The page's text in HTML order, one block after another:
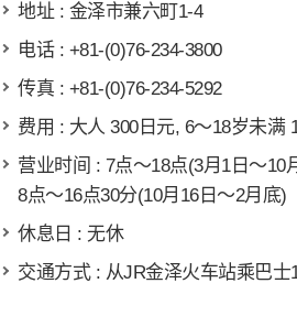
地址 : 金泽市兼六町1-4
电话 : +81-(0)76-234-3800
传真 : +81-(0)76-234-5292
费用 : 大人 300日元, 6～18岁未满
营业时间 : 7点～18点(3月1日～10
8点～16点30分(10月16日～2月底)
休息日 : 无休
交通方式 : 从JR金泽火车站乘巴